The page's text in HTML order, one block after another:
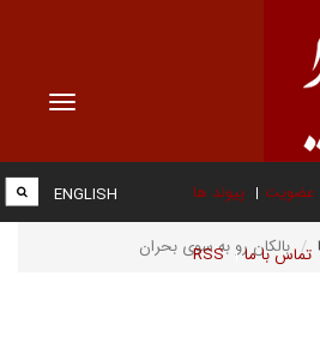
Toggle
عضویت پیوند ها
تماس با ما RSS
ENGLISH
بالکان رو به سوی بحران